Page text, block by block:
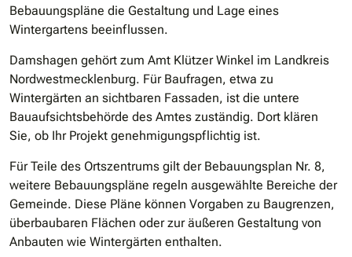
Bebauungspläne die Gestaltung und Lage eines
Wintergartens beeinflussen.
Damshagen gehört zum Amt Klützer Winkel im Landkreis
Nordwestmecklenburg. Für Baufragen, etwa zu
Wintergärten an sichtbaren Fassaden, ist die untere
Bauaufsichtsbehörde des Amtes zuständig. Dort klären
Sie, ob Ihr Projekt genehmigungspflichtig ist.
Für Teile des Ortszentrums gilt der Bebauungsplan Nr. 8,
weitere Bebauungspläne regeln ausgewählte Bereiche der
Gemeinde. Diese Pläne können Vorgaben zu Baugrenzen,
überbaubaren Flächen oder zur äußeren Gestaltung von
Anbauten wie Wintergärten enthalten.